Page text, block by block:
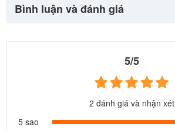
Bình luận và đánh giá
5/5
2 đánh giá và nhận xét
5 sao